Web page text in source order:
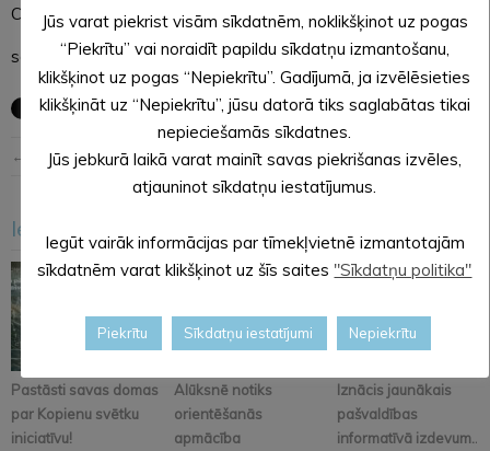
Centrālās administrācijas
sabiedrisko attiecību speciāliste
← Iepriekšējā ziņa Nākošā ziņa →
Iesakām arī šo
Pastāsti savas domas
par Kopienu svētku
iniciatīvu!
Alūksnē notiks
orientēšanās
apmācība
Iznācis jaunākais
pašvaldības
informatīvā izdevum...
< >
Jūs varat piekrist visām sīkdatnēm, noklikšķinot uz pogas
“Piekrītu” vai noraidīt papildu sīkdatņu izmantošanu,
klikšķinot uz pogas “Nepiekrītu”. Gadījumā, ja izvēlēsieties
klikšķināt uz “Nepiekrītu”, jūsu datorā tiks saglabātas tikai
nepieciešamās sīkdatnes.
Jūs jebkurā laikā varat mainīt savas piekrišanas izvēles,
atjauninot sīkdatņu iestatījumus.
Iegūt vairāk informācijas par tīmekļvietnē izmantotajām
sīkdatnēm varat klikšķinot uz šīs saites "Sīkdatņu politika"
Piekrītu Sīkdatņu iestatījumi Nepiekrītu